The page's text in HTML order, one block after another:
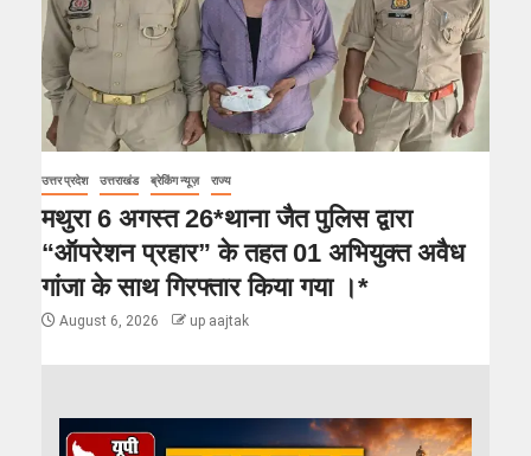
उत्तर प्रदेश उत्तराखंड ब्रेकिंग न्यूज़ राज्य
मथुरा 6 अगस्त 26*थाना जैत पुलिस द्वारा
“ऑपरेशन प्रहार” के तहत 01 अभियुक्त अवैध
गांजा के साथ गिरफ्तार किया गया ।*
August 6, 2026 up aajtak